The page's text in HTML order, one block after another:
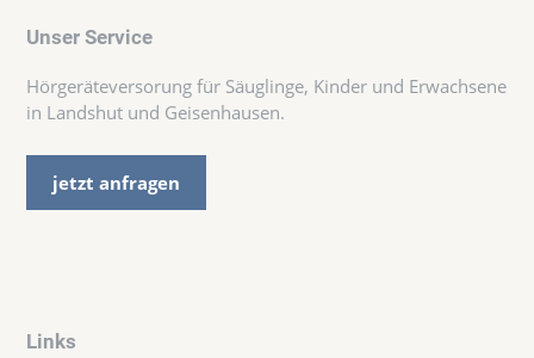
Unser Service
Hörgeräteversorung für Säuglinge, Kinder und Erwachsene
in Landshut und Geisenhausen.
jetzt anfragen
Links